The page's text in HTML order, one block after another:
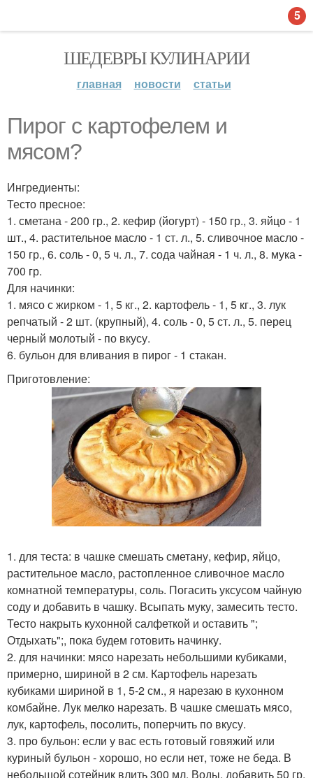
ШЕДЕВРЫ КУЛИНАРИИ
главная новости статьи
Пирог с картофелем и
мясом?
Ингредиенты:
Тесто пресное:
1. сметана - 200 гр., 2. кефир (йогурт) - 150 гр., 3. яйцо - 1
шт., 4. растительное масло - 1 ст. л., 5. сливочное масло -
150 гр., 6. соль - 0, 5 ч. л., 7. сода чайная - 1 ч. л., 8. мука -
700 гр.
Для начинки:
1. мясо с жирком - 1, 5 кг., 2. картофель - 1, 5 кг., 3. лук
репчатый - 2 шт. (крупный), 4. соль - 0, 5 ст. л., 5. перец
черный молотый - по вкусу.
6. бульон для вливания в пирог - 1 стакан.
Приготовление:
1. для теста: в чашке смешать сметану, кефир, яйцо,
растительное масло, растопленное сливочное масло
комнатной температуры, соль. Погасить уксусом чайную
соду и добавить в чашку. Всыпать муку, замесить тесто.
Тесто накрыть кухонной салфеткой и оставить ";
Отдыхать";, пока будем готовить начинку.
2. для начинки: мясо нарезать небольшими кубиками,
примерно, шириной в 2 см. Картофель нарезать
кубиками шириной в 1, 5-2 см., я нарезаю в кухонном
комбайне. Лук мелко нарезать. В чашке смешать мясо,
лук, картофель, посолить, поперчить по вкусу.
3. про бульон: если у вас есть готовый говяжий или
куриный бульон - хорошо, но если нет, тоже не беда. В
небольшой сотейник влить 300 мл. Воды, добавить 50 гр.
5